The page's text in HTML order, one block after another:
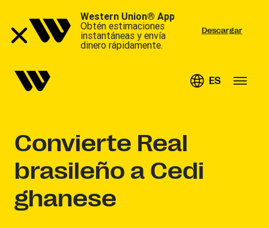
Western Union® App
Obtén estimaciones
instantáneas y envía
dinero rápidamente.
Descargar
ES
Convierte Real
brasileño a Cedi
ghanese